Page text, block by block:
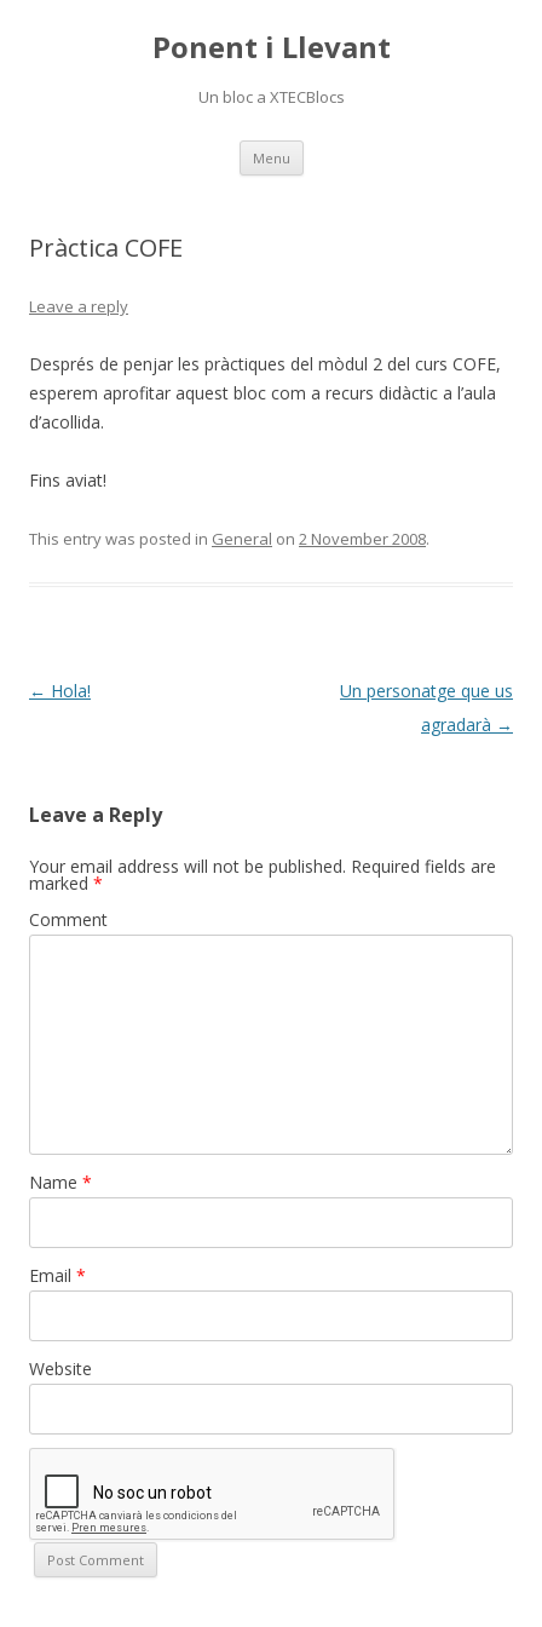
Ponent i Llevant
Un bloc a XTECBlocs
Menu Skip
content
Pràctica COFE
Leave a reply
Després de penjar les pràctiques del mòdul 2 del curs COFE,
esperem aprofitar aquest bloc com a recurs didàctic a l’aula
d’acollida.
Fins aviat!
This entry was posted in General on 2 November 2008.
Post
← Hola!
Un personatge que us
agradarà →
Leave a Reply
Your email address will not be published. Required fields are
marked *
Comment
Name *
Email *
Website